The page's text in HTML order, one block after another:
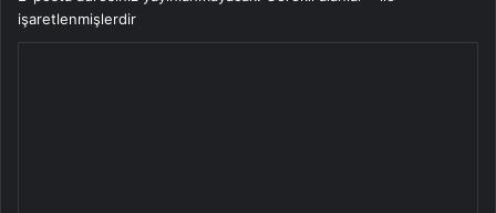
işaretlenmişlerdir